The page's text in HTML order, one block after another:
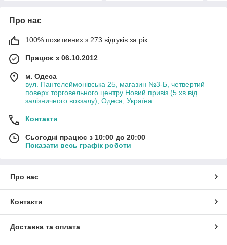
Про нас
100% позитивних з 273 відгуків за рік
Працює з 06.10.2012
м. Одеса
вул. Пантелеймонівська 25, магазин №3-Б, четвертий
поверх торговельного центру Новий привіз (5 хв від
залізничного вокзалу), Одеса, Україна
Контакти
Сьогодні працює з 10:00 до 20:00
Показати весь графік роботи
Про нас
Контакти
Доставка та оплата